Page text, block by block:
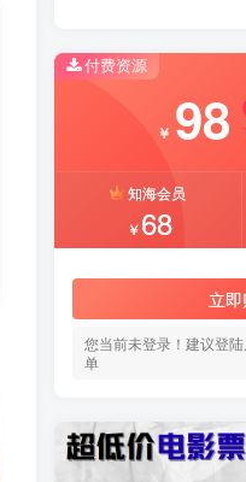
付费资源
￥ 98
知海会员
￥68
立
您当前未登录！建议登
单